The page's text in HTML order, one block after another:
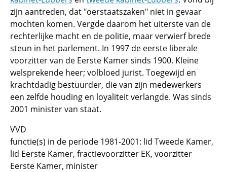
zijn aantreden, dat "oerstaatszaken" niet in gevaar
mochten komen. Vergde daarom het uiterste van de
rechterlijke macht en de politie, maar verwierf brede
steun in het parlement. In 1997 de eerste liberale
voorzitter van de Eerste Kamer sinds 1900. Kleine
welsprekende heer; volbloed jurist. Toegewijd en
krachtdadig bestuurder, die van zijn medewerkers
een zelfde houding en loyaliteit verlangde. Was sinds
2001 minister van staat.
VVD
functie(s) in de periode 1981-2001: lid Tweede Kamer,
lid Eerste Kamer, fractievoorzitter EK, voorzitter
Eerste Kamer, minister